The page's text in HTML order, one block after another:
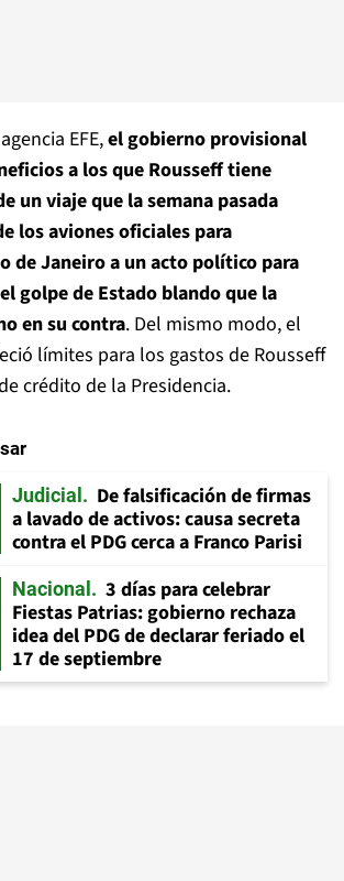
EFE,el gobierno provisional
a los que Rousseff tiene
un viaje que la semana pasada
los aviones oficiales para
de Janeiro a un acto político para
golpe de Estado blando que la
en su contra. Del mismo modo, el
límites para los gastos de Rousseff
crédito de la Presidencia.
Judicial
De falsificación de firmas
a lavado de activos: causa secreta
contra el PDG cerca a Franco Parisi
Nacional
3 días para celebrar
Fiestas Patrias: gobierno rechaza
idea del PDG de declarar feriado el
17 de septiembre